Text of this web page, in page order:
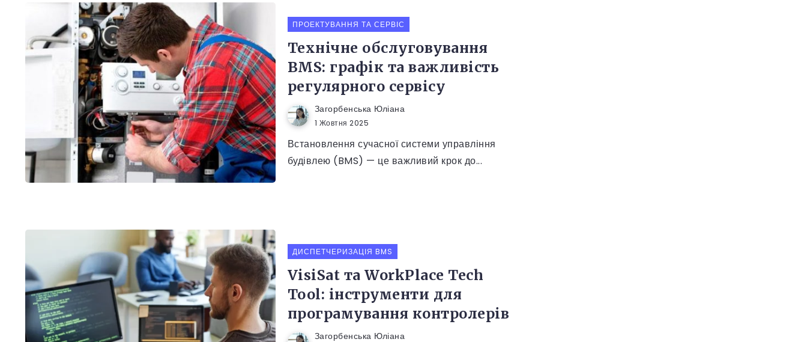
ПРОЕКТУВАННЯ ТА СЕРВІС
Технічне обслуговування
BMS: графік та важливість
регулярного сервісу
Загорбенська Юліана
1 Жовтня 2025
Встановлення сучасної системи управління
будівлею (BMS) — це важливий крок до...
ДИСПЕТЧЕРИЗАЦІЯ BMS
VisiSat та WorkPlace Tech
Tool: інструменти для
програмування контролерів
Загорбенська Юліана